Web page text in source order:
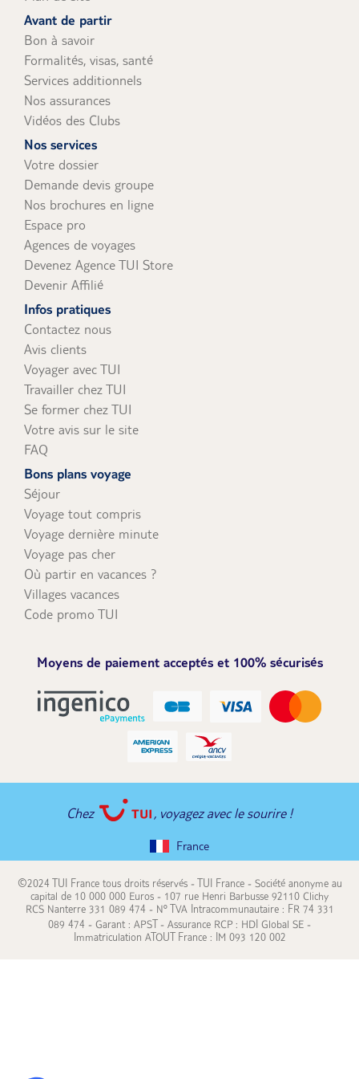
Avant de partir
Bon à savoir
Formalités, visas, santé
Services additionnels
Nos assurances
Vidéos des Clubs
Nos services
Votre dossier
Demande devis groupe
Nos brochures en ligne
Espace pro
Agences de voyages
Devenez Agence TUI Store
Devenir Affilié
Infos pratiques
Contactez nous
Avis clients
Voyager avec TUI
Travailler chez TUI
Se former chez TUI
Votre avis sur le site
FAQ
Bons plans voyage
Séjour
Voyage tout compris
Voyage dernière minute
Voyage pas cher
Où partir en vacances ?
Villages vacances
Code promo TUI
Moyens de paiement acceptés et 100% sécurisés
Chez , voyagez avec le sourire !
France
©2024 TUI France tous droits réservés - TUI France - Société anonyme au
capital de 10 000 000 Euros - 107 rue Henri Barbusse 92110 Clichy
RCS Nanterre 331 089 474 - N° TVA Intracommunautaire : FR 74 331
089 474 - Garant : APST - Assurance RCP : HDI Global SE -
Immatriculation ATOUT France : IM 093 120 002